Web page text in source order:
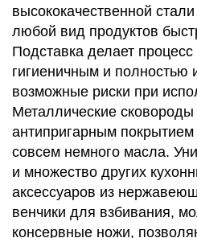
высококачественной
любой вид продуктов
Подставка делает
гигиеничным и полностью
возможные риски при
Металлические
антипригарным
совсем немного масла.
и множество других
аксессуаров из
венчики для взбивания,
консервные ножи,